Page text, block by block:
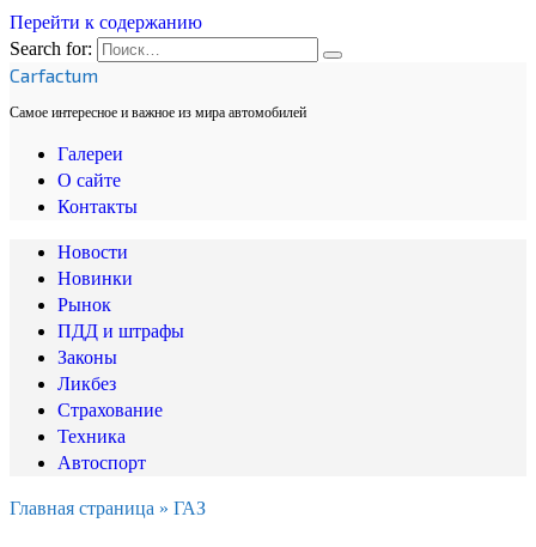
Перейти к содержанию
Search for:
Carfactum
Самое интересное и важное из мира автомобилей
Галереи
О сайте
Контакты
Новости
Новинки
Рынок
ПДД и штрафы
Законы
Ликбез
Страхование
Техника
Автоспорт
Главная страница » ГАЗ